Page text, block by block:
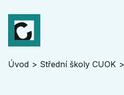
Úvod Střední školy CUOK